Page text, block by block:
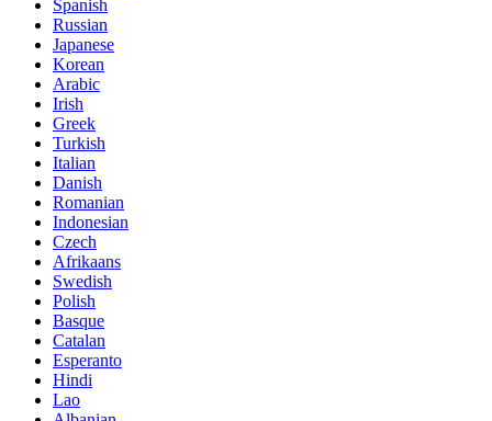
Spanish
Russian
Japanese
Korean
Arabic
Irish
Greek
Turkish
Italian
Danish
Romanian
Indonesian
Czech
Afrikaans
Swedish
Polish
Basque
Catalan
Esperanto
Hindi
Lao